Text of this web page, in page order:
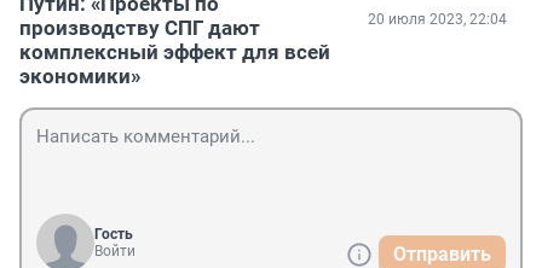
производству СПГ дают
комплексный эффект для всей
экономики»
20 июля 2023, 22:04
Гость
Войти
Отправить